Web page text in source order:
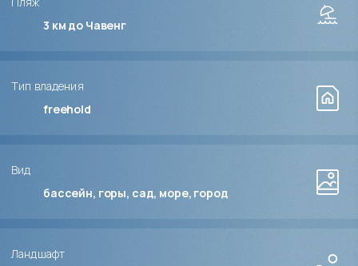
3 км до Чавенг
Тип владения
freehold
Вид
бассейн, горы, сад, море, город
Ландшафт